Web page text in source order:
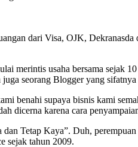
dari Visa, OJK, Dekranasda
merintis usaha bersama sejak
juga seorang Blogger yang sifatnya
benahi supaya bisnis kami
dicerna karena cara
Tetap Kaya”. Duh,
sejak tahun 2009.